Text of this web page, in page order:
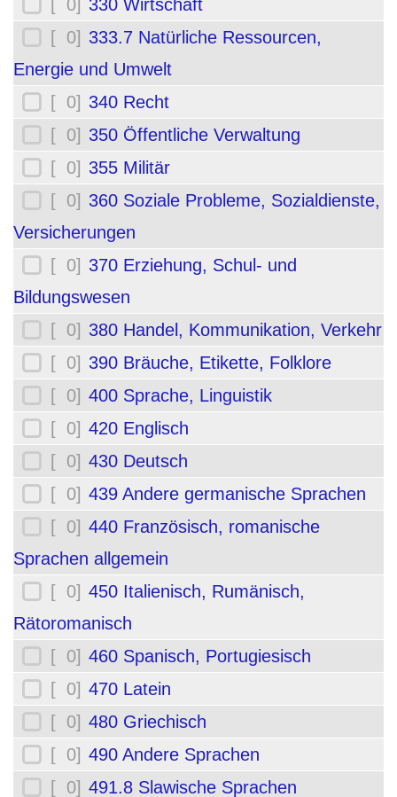
[ 0] 330 Wirtschaft
[ 0] 333.7 Natürliche Ressourcen,
Energie und Umwelt
[ 0] 340 Recht
[ 0] 350 Öffentliche Verwaltung
[ 0] 355 Militär
[ 0] 360 Soziale Probleme, Sozialdienste,
Versicherungen
[ 0] 370 Erziehung, Schul- und
Bildungswesen
[ 0] 380 Handel, Kommunikation, Verkehr
[ 0] 390 Bräuche, Etikette, Folklore
[ 0] 400 Sprache, Linguistik
[ 0] 420 Englisch
[ 0] 430 Deutsch
[ 0] 439 Andere germanische Sprachen
[ 0] 440 Französisch, romanische
Sprachen allgemein
[ 0] 450 Italienisch, Rumänisch,
Rätoromanisch
[ 0] 460 Spanisch, Portugiesisch
[ 0] 470 Latein
[ 0] 480 Griechisch
[ 0] 490 Andere Sprachen
[ 0] 491.8 Slawische Sprachen